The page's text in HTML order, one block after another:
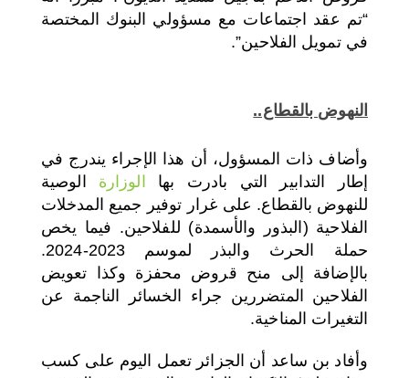
“تم عقد اجتماعات مع مسؤولي البنوك المختصة
في تمويل الفلاحين”.
النهوض بالقطاع..
وأضاف ذات المسؤول، أن هذا الإجراء يندرج في
إطار التدابير التي بادرت بها الوزارة الوصية
للنهوض بالقطاع. على غرار توفير جميع المدخلات
الفلاحية (البذور والأسمدة) للفلاحين. فيما يخص
حملة الحرث والبذر لموسم 2023-2024.
بالإضافة إلى منح قروض محفزة وكذا تعويض
الفلاحين المتضررين جراء الخسائر الناجمة عن
التغيرات المناخية.
وأفاد بن ساعد أن الجزائر تعمل اليوم على كسب